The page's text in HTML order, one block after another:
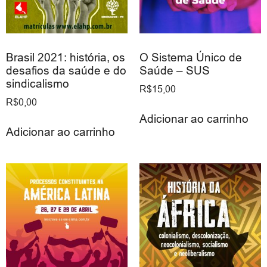
Brasil 2021: história, os
desafios da saúde e do
sindicalismo
R$0,00
Adicionar ao carrinho
O Sistema Único de
Saúde – SUS
R$15,00
Adicionar ao carrinho